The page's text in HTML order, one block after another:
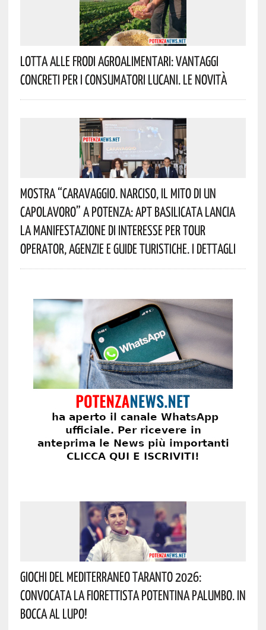
Lotta Alle Frodi Agroalimentari: Vantaggi
Concreti Per I Consumatori Lucani. Le Novità
Mostra “Caravaggio. Narciso, Il Mito Di Un
Capolavoro” A Potenza: APT Basilicata Lancia
La Manifestazione Di Interesse Per Tour
Operator, Agenzie E Guide Turistiche. I Dettagli
Giochi Del Mediterraneo Taranto 2026:
Convocata La Fiorettista Potentina Palumbo. In
Bocca Al Lupo!